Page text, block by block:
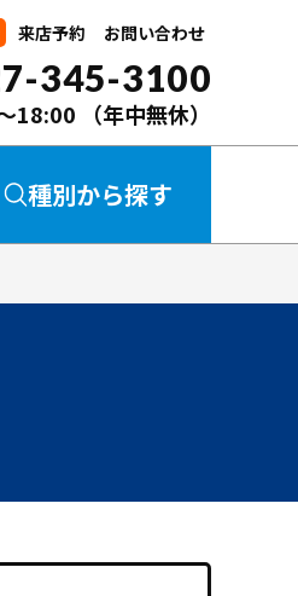
来店予約 お問い合わせ
345-3100
18:00 （年中無休）
種別から探す
中古一戸建て
新築一戸建て
中古マンション
土地
事業用